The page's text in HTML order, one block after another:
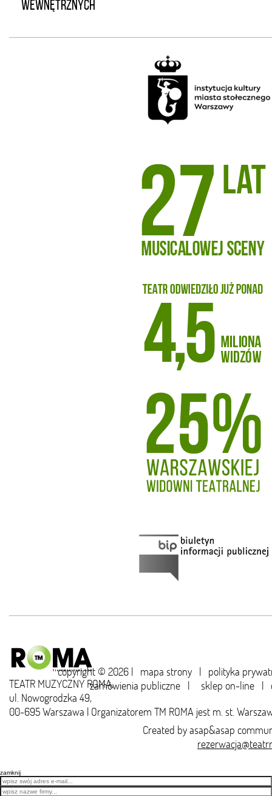
WEWNĘTRZNYCH
copyright © 2026 | mapa strony | polityka
zamówienia publiczne | sklep on-line |
TEATR MUZYCZNY ROMA,
ul. Nowogrodzka 49,
00-695 Warszawa | Organizatorem TM ROMA jest m. st.
Created byasap&asap
zamknij
Email